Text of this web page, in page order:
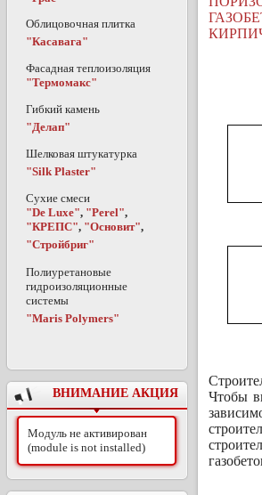
Облицовочная плитка
"Касавага"
Фасадная теплоизоляция
"Термомакс"
Гибкий камень
"Делап"
Шелковая штукатурка
"Silk Plaster"
Сухие смеси
"De Luxe", "Perel",
"КРЕПС", "Основит",
"Стройбриг"
Полиуретановые
гидроизоляционные
системы
"Maris Polymers"
ВНИМАНИЕ АКЦИЯ
Модуль не активирован
(module is not installed)
Чтобы